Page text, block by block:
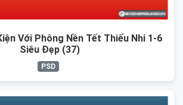
Với Phông Nền Tết Thiếu Nhi 1-6
Siêu Đẹp (37)
PSD